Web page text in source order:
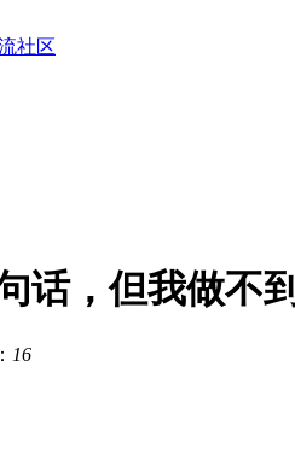
社区
话，但我做不到
16